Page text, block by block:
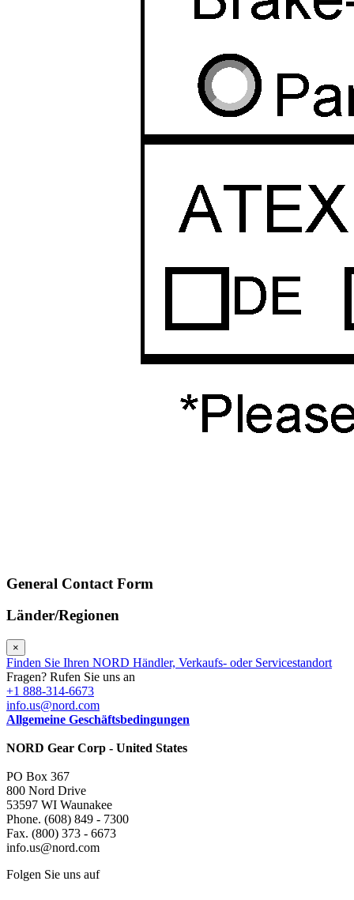
General Contact Form
Länder/Regionen
×
Finden Sie Ihren NORD Händler, Verkaufs- oder Servicestandort
Fragen? Rufen Sie uns an
+1 888-314-6673
info.us@nord.com
Allgemeine Geschäftsbedingungen
NORD Gear Corp - United States
PO Box 367
800 Nord Drive
53597 WI Waunakee
Phone. (608) 849 - 7300
Fax. (800) 373 - 6673
info.us@nord.com
Folgen Sie uns auf